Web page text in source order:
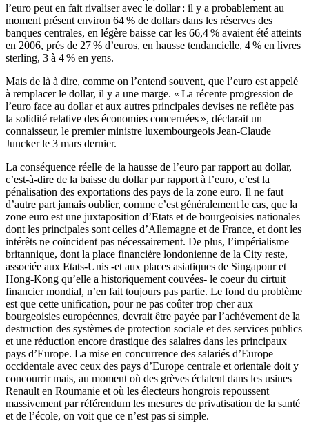
l’euro peut en fait rivaliser avec le dollar : il y a probablement au
moment présent environ 64 % de dollars dans les réserves des
banques centrales, en légère baisse car les 66,4 % avaient été atteints
en 2006, prés de 27 % d’euros, en hausse tendancielle, 4 % en livres
sterling, 3 à 4 % en yens.
Mais de là à dire, comme on l’entend souvent, que l’euro est appelé
à remplacer le dollar, il y a une marge. « La récente progression de
l’euro face au dollar et aux autres principales devises ne reflète pas
la solidité relative des économies concernées », déclarait un
connaisseur, le premier ministre luxembourgeois Jean-Claude
Juncker le 3 mars dernier.
La conséquence réelle de la hausse de l’euro par rapport au dollar,
c’est-à-dire de la baisse du dollar par rapport à l’euro, c’est la
pénalisation des exportations des pays de la zone euro. Il ne faut
d’autre part jamais oublier, comme c’est généralement le cas, que la
zone euro est une juxtaposition d’Etats et de bourgeoisies nationales
dont les principales sont celles d’Allemagne et de France, et dont les
intérêts ne coïncident pas nécessairement. De plus, l’impérialisme
britannique, dont la place financière londonienne de la City reste,
associée aux Etats-Unis -et aux places asiatiques de Singapour et
Hong-Kong qu’elle a historiquement couvées- le coeur du cirtuit
financier mondial, n’en fait toujours pas partie. Le fond du problème
est que cette unification, pour ne pas coûter trop cher aux
bourgeoisies européennes, devrait être payée par l’achévement de la
destruction des systèmes de protection sociale et des services publics
et une réduction encore drastique des salaires dans les principaux
pays d’Europe. La mise en concurrence des salariés d’Europe
occidentale avec ceux des pays d’Europe centrale et orientale doit y
concourrir mais, au moment où des grèves éclatent dans les usines
Renault en Roumanie et où les électeurs hongrois repoussent
massivement par référendum les mesures de privatisation de la santé
et de l’école, on voit que ce n’est pas si simple.